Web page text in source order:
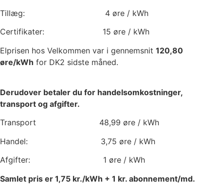
Tillæg: 4 øre / kWh
Certifikater: 15 øre / kWh
Elprisen hos Velkommen var i gennemsnit 120,80
øre/kWh for DK2 sidste måned.
Derudover betaler du for handelsomkostninger,
transport og afgifter.
Transport 48,99 øre / kWh
Handel: 3,75 øre / kWh
Afgifter: 1 øre / kWh
Samlet pris er 1,75 kr./kWh + 1 kr. abonnement/md.